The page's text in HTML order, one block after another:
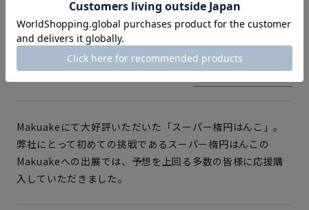
〇でも□でもない、スーパー楕円は
んこ。ケース付き。
★★★★★ レビュー（49）
Makuakeにて大好評いただいた「スーパー楕円はんこ」。
弊社にとって初めての挑戦であるスーパー楕円はんこの
Makuakeへの出展では、予想を上回る多数の皆様に応援購
入していただきました。